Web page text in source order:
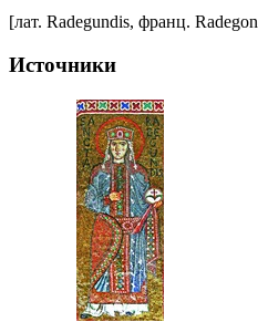
[лат. Radegundis, франц.
Источники